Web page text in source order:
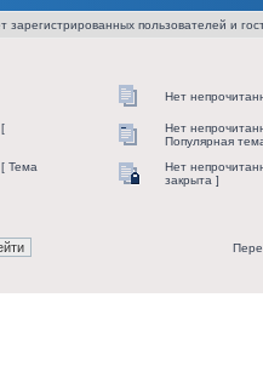
пользователей и
Нет
Нет
Популярная
Тема
Нет
закрыта ]